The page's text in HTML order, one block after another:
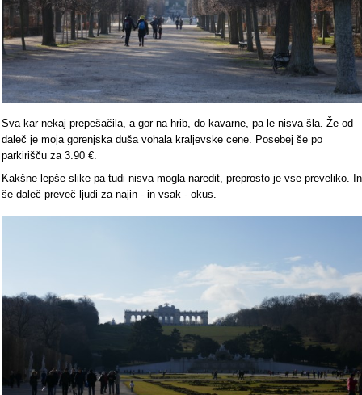
Sva kar nekaj prepešačila, a gor na hrib, do kavarne, pa le nisva šla. Že od
daleč je moja gorenjska duša vohala kraljevske cene. Posebej še po
parkirišču za 3.90 €.
Kakšne lepše slike pa tudi nisva mogla naredit, preprosto je vse preveliko. In
še daleč preveč ljudi za najin - in vsak - okus.